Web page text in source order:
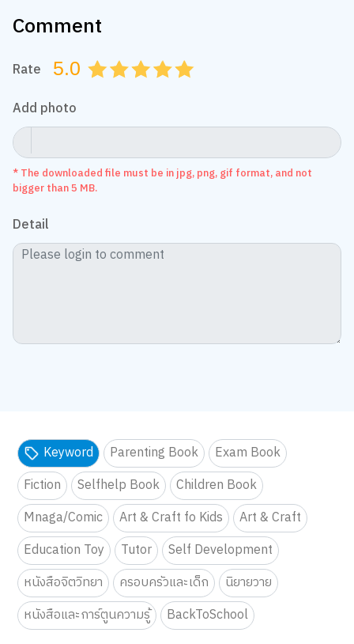
Comment
Rate 5.0 4.5
4.0
3.5
3.0
2.5
2.0
1.5
1.0
0.5
Add photo
* The downloaded file must be in jpg, png, gif format, and not
bigger than 5 MB.
Detail
Keyword Parenting Book
Exam Book
Fiction
Selfhelp Book
Children Book
Mnaga/Comic
Art & Craft fo Kids
Art & Craft
Education Toy
Tutor
Self Development
หนังสือจิตวิทยา
ครอบครัวและเด็ก
นิยายวาย
หนังสือและการ์ตูนความรู้
BackToSchool